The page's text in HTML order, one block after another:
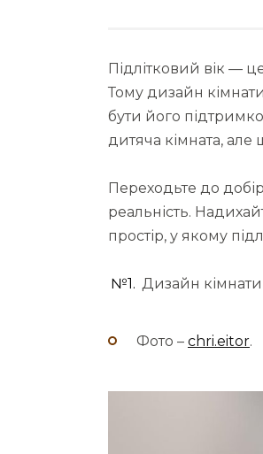
Підлітковий вік —
Тому дизайн
бути його
дитяча кімната,
Переходьте до
реальність.
простір, у якому
№1. Дизайн кімнати
Фото – chri.eitor.